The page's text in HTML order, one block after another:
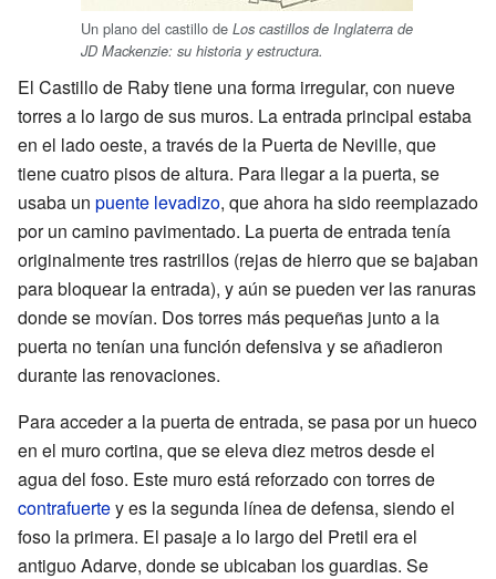
Un plano del castillo de Los castillos de Inglaterra de
JD Mackenzie: su historia y estructura.
El Castillo de Raby tiene una forma irregular, con nueve
torres a lo largo de sus muros. La entrada principal estaba
en el lado oeste, a través de la Puerta de Neville, que
tiene cuatro pisos de altura. Para llegar a la puerta, se
usaba un puente levadizo, que ahora ha sido reemplazado
por un camino pavimentado. La puerta de entrada tenía
originalmente tres rastrillos (rejas de hierro que se bajaban
para bloquear la entrada), y aún se pueden ver las ranuras
donde se movían. Dos torres más pequeñas junto a la
puerta no tenían una función defensiva y se añadieron
durante las renovaciones.
Para acceder a la puerta de entrada, se pasa por un hueco
en el muro cortina, que se eleva diez metros desde el
agua del foso. Este muro está reforzado con torres de
contrafuertey es la segunda línea de defensa, siendo el
foso la primera. El pasaje a lo largo del Pretil era el
antiguo Adarve, donde se ubicaban los guardias. Se